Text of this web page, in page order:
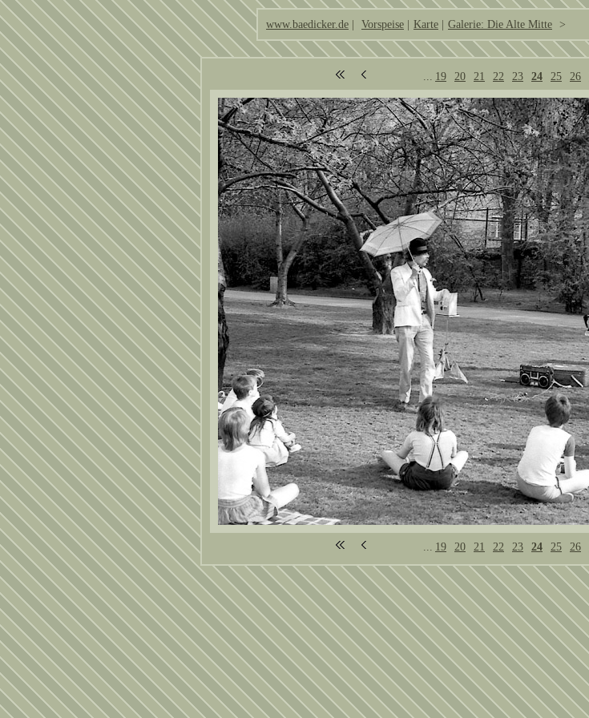
www.baedicker.de | Vorspeise | Karte | Galerie: Die Alte Mitte >
19 20 21 22 23 24 25 26
19 20 21 22 23 24 25 26